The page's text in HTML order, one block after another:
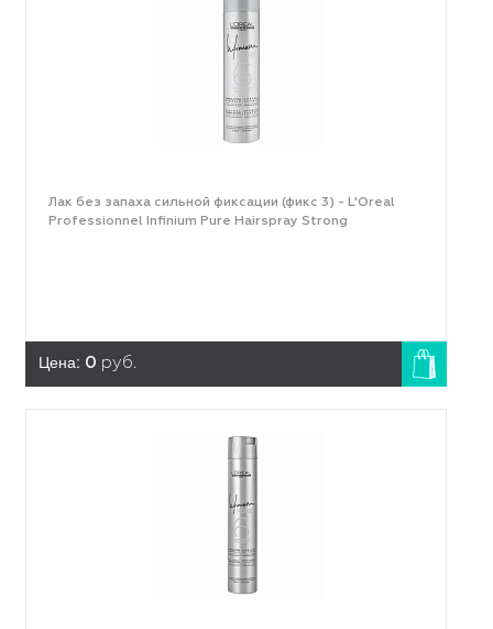
Лак без запаха сильной фиксации (фикс 3) - L'Оreal
Professionnel Infinium Pure Hairspray Strong
Цена: 0 руб.